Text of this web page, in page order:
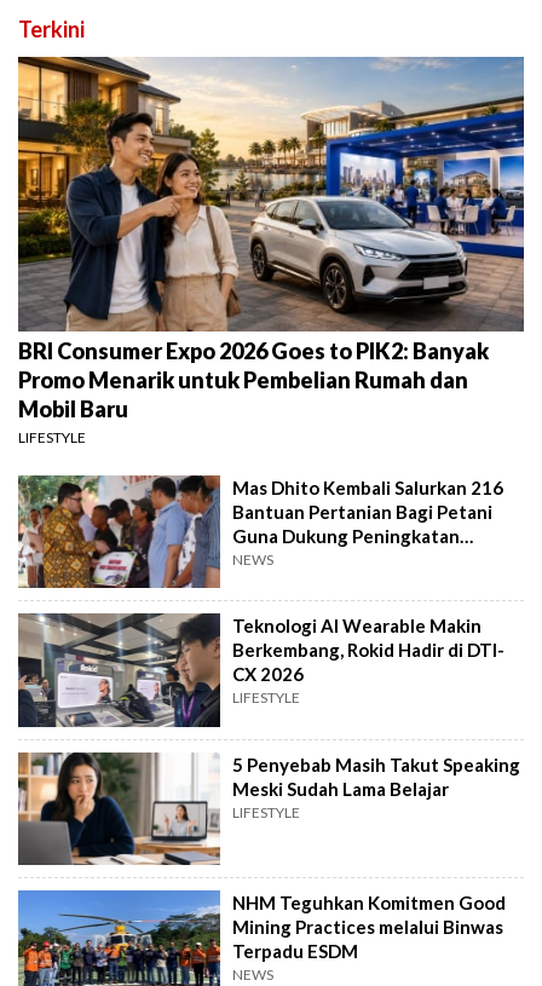
Terkini
BRI Consumer Expo 2026 Goes to PIK2: Banyak
Promo Menarik untuk Pembelian Rumah dan
Mobil Baru
LIFESTYLE
Mas Dhito Kembali Salurkan 216
Bantuan Pertanian Bagi Petani
Guna Dukung Peningkatan
Produksi
NEWS
Teknologi AI Wearable Makin
Berkembang, Rokid Hadir di DTI-
CX 2026
LIFESTYLE
5 Penyebab Masih Takut Speaking
Meski Sudah Lama Belajar
LIFESTYLE
NHM Teguhkan Komitmen Good
Mining Practices melalui Binwas
Terpadu ESDM
NEWS